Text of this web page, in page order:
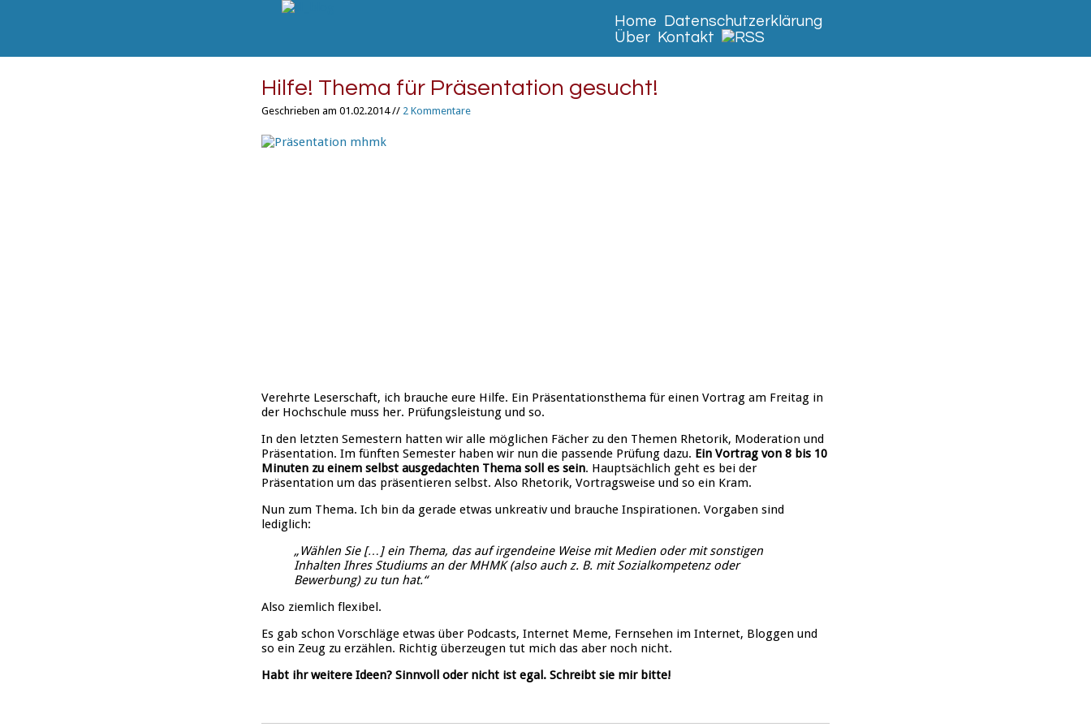
Home
Datenschutzerklärung
Über Kontakt
Hilfe! Thema für Präsentation gesucht!
Geschrieben am 01.02.2014 // 2 Kommentare
Verehrte Leserschaft, ich brauche eure Hilfe. Ein Präsentationsthema für einen Vortrag am Freitag in
der Hochschule muss her. Prüfungsleistung und so.
In den letzten Semestern hatten wir alle möglichen Fächer zu den Themen Rhetorik, Moderation und
Präsentation. Im fünften Semester haben wir nun die passende Prüfung dazu. Ein Vortrag von 8 bis 10
Minuten zu einem selbst ausgedachten Thema soll es sein. Hauptsächlich geht es bei der
Präsentation um das präsentieren selbst. Also Rhetorik, Vortragsweise und so ein Kram.
Nun zum Thema. Ich bin da gerade etwas unkreativ und brauche Inspirationen. Vorgaben sind
lediglich:
„Wählen Sie […] ein Thema, das auf irgendeine Weise mit Medien oder mit sonstigen
Inhalten Ihres Studiums an der MHMK (also auch z. B. mit Sozialkompetenz oder
Bewerbung) zu tun hat.“
Also ziemlich flexibel.
Es gab schon Vorschläge etwas über Podcasts, Internet Meme, Fernsehen im Internet, Bloggen und
so ein Zeug zu erzählen. Richtig überzeugen tut mich das aber noch nicht.
Habt ihr weitere Ideen? Sinnvoll oder nicht ist egal. Schreibt sie mir bitte!